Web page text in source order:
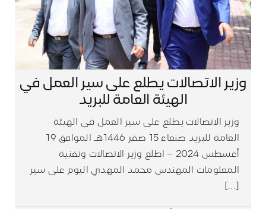
وزير الاتصالات يطلع على سير العمل في
الهيئة العامة للبريد
وزير الاتصالات يطلع على سير العمل في الهيئة
العامة للبريد صنعاء 15 صفر 1446هـ الموافق 19
أغسطس 2024 – اطلع وزير الاتصالات وتقنية
المعلومات المهندس محمد المهدي اليوم على سير
[...]